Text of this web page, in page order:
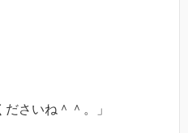
さいね＾＾。」